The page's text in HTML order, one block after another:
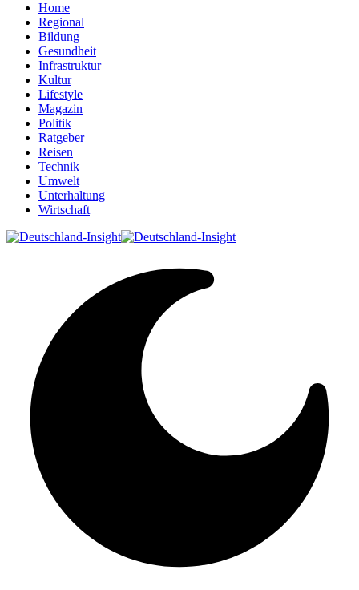
Home
Regional
Bildung
Gesundheit
Infrastruktur
Kultur
Lifestyle
Magazin
Politik
Ratgeber
Reisen
Technik
Umwelt
Unterhaltung
Wirtschaft